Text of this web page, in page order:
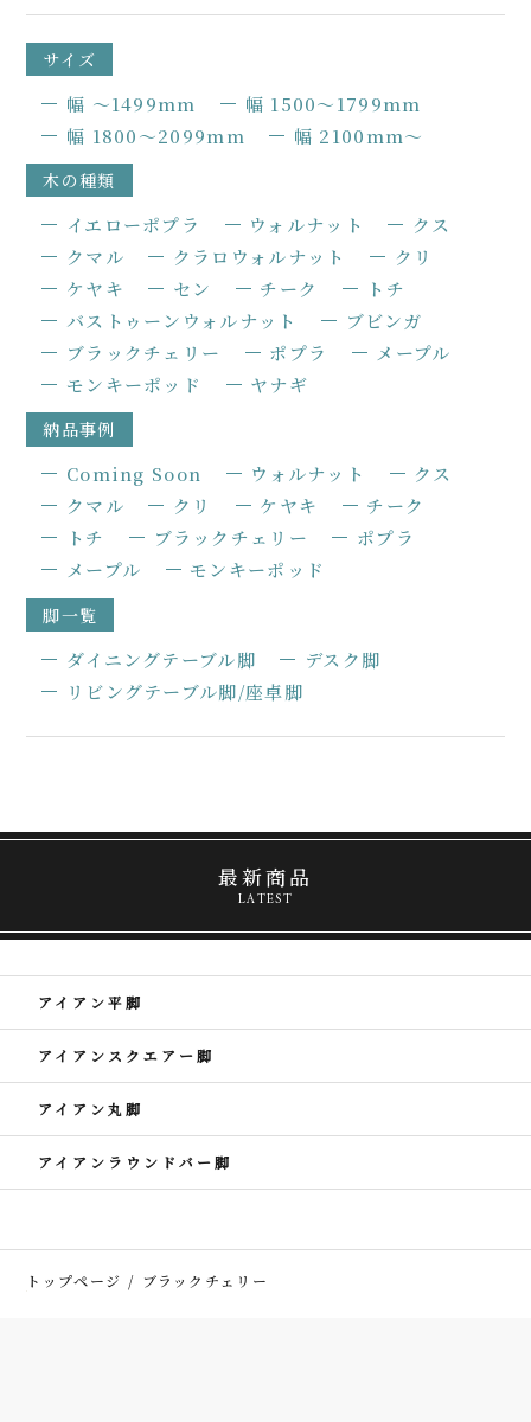
サイズ
幅 〜1499mm
幅 1500〜1799mm
幅 1800〜2099mm
幅 2100mm〜
木の種類
イエローポプラ ウォルナット
クス
クマル
クラロウォルナット
クリ
ケヤキ
セン チーク
トチ
バストゥーンウォルナット
ブビンガ
ブラックチェリー
ポプラ
メープル
モンキーポッド
ヤナギ
納品事例
Coming Soon ウォルナット
クス
クマル
クリ ケヤキ
チーク
トチ
ブラックチェリー
ポプラ
メープル
モンキーポッド
脚一覧
ダイニングテーブル脚
デスク脚
リビングテーブル脚/座卓脚
最新商品
LATEST
アイアン平脚
アイアンスクエアー脚
アイアン丸脚
アイアンラウンドバー脚
トップページ ブラックチェリー